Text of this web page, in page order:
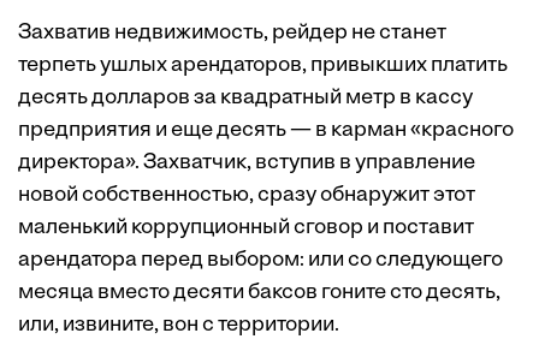
Захватив недвижимость, рейдер не станет
терпеть ушлых арендаторов, привыкших платить
десять долларов за квадратный метр в кассу
предприятия и еще десять — в карман «красного
директора». Захватчик, вступив в управление
новой собственностью, сразу обнаружит этот
маленький коррупционный сговор и поставит
арендатора перед выбором: или со следующего
месяца вместо десяти баксов гоните сто десять,
или, извините, вон с территории.